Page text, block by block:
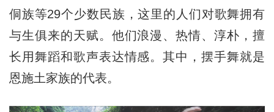
侗族等29个少数民族，这里的人们对歌舞拥有
与生俱来的天赋。他们浪漫、热情、淳朴，擅
长用舞蹈和歌声表达情感。其中，摆手舞就是
恩施土家族的代表。